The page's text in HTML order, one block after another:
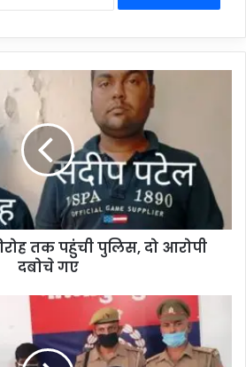
तक पहुंची पुलिस, दो आरोपी
दबोचे गए